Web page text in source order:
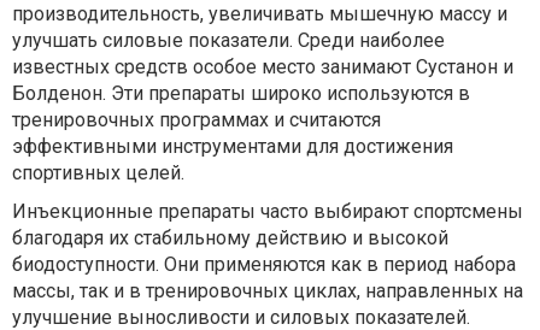
производительность, увеличивать мышечную массу и
улучшать силовые показатели. Среди наиболее
известных средств особое место занимают Сустанон и
Болденон. Эти препараты широко используются в
тренировочных программах и считаются
эффективными инструментами для достижения
спортивных целей.
Инъекционные препараты часто выбирают спортсмены
благодаря их стабильному действию и высокой
биодоступности. Они применяются как в период набора
массы, так и в тренировочных циклах, направленных на
улучшение выносливости и силовых показателей.